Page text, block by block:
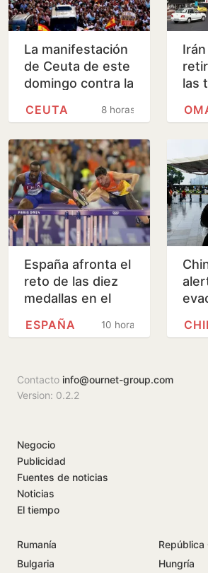
La manifestación
de Ceuta de este
domingo contra la
crisis, en
8 horas
CEUTA
las
España afronta el
reto de las diez
medallas en el
Europeo de
atletismo
10 horas
ESPAÑA
Contacto info@ournet-group.com
Version: 0.2.2
Negocio
Publicidad
Fuentes de noticias
Noticias
El tiempo
Rumanía
República
Bulgaria
Hungría